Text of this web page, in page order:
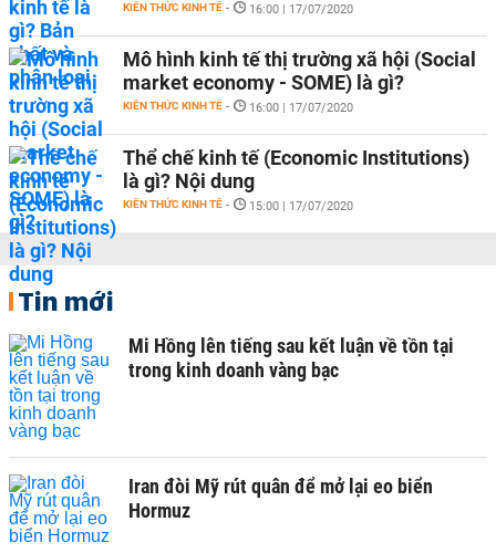
KIẾN THỨC KINH TẾ - 16:00 | 17/07/2020
Mô hình kinh tế thị trường xã hội (Social
market economy - SOME) là gì?
KIẾN THỨC KINH TẾ - 16:00 | 17/07/2020
Thể chế kinh tế (Economic Institutions)
là gì? Nội dung
KIẾN THỨC KINH TẾ - 15:00 | 17/07/2020
Tin mới
Mi Hồng lên tiếng sau kết luận về tồn tại
trong kinh doanh vàng bạc
Iran đòi Mỹ rút quân để mở lại eo biển
Hormuz